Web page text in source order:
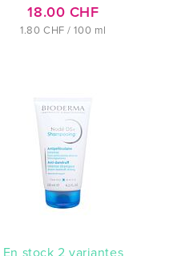
18.00 CHF
1.80 CHF / 100 ml
En stock 2 variantes